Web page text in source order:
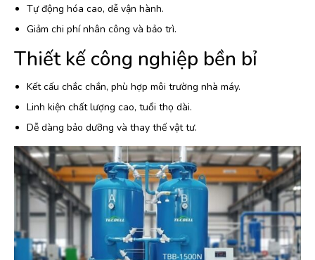
Tự động hóa cao, dễ vận hành.
Giảm chi phí nhân công và bảo trì.
Thiết kế công nghiệp bền bỉ
Kết cấu chắc chắn, phù hợp môi trường nhà máy.
Linh kiện chất lượng cao, tuổi thọ dài.
Dễ dàng bảo dưỡng và thay thế vật tư.